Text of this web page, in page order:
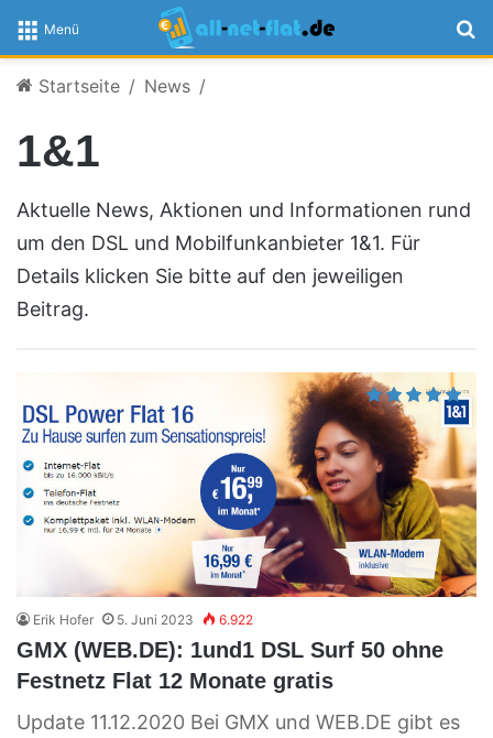
Menü
Startseite / News /
1&1
Aktuelle News, Aktionen und Informationen rund
um den DSL und Mobilfunkanbieter 1&1. Für
Details klicken Sie bitte auf den jeweiligen
Beitrag.
Erik Hofer 5. Juni 2023 6.922
GMX (WEB.DE): 1und1 DSL Surf 50 ohne
Festnetz Flat 12 Monate gratis
Update 11.12.2020 Bei GMX und WEB.DE gibt es